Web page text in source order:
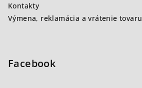
Kontakty
Výmena, reklamácia a vrátenie tovaru
Facebook